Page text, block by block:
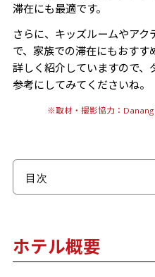
滞在にも最適です。
さらに、キッズルームやアク
で、家族での滞在にもおすす
詳しく紹介していますので、
参考にしてみてくださいね。
※取材・撮影協力：
目次
Deluxe room
ホテル概要